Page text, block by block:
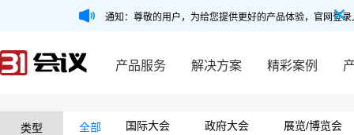
通知：尊敬的用户，为给您提供更好的产品体验，官网登
产品服务 解决方案 精彩案例
类型 全部 国际大会 政府大会
展览/博览会